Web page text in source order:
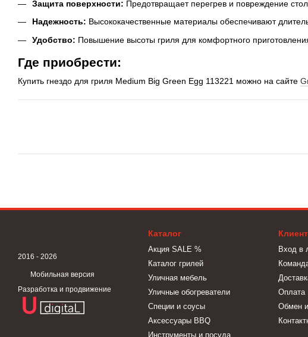
Защита поверхности: Предотвращает перегрев и повреждение
Надежность: Высококачественные материалы обеспечивают
Удобство: Повышение высоты гриля для комфортного
Где приобрести:
Купить гнездо для гриля Medium Big Green Egg 113221 можно на сайте
2016 - 2026
Мобильная версия
Разработка и продвижение
Каталог
Акция SALE %
Каталог грилей
Уличная мебель
Уличные обогреватели
Специи и соусы
Аксессуары BBQ
Инструменты и посуда
Вход в
Оплата
Обмен